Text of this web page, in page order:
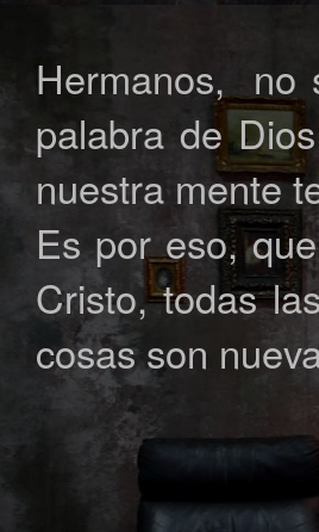
Hermanos, no
palabra de
nuestra mente
Es por eso,
Cristo, todas
cosas son